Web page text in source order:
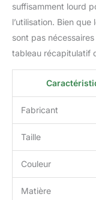
suffisamment lourd
l’utilisation. Bien
sont pas
tableau récapitulatif
Fabricant
Taille
Couleur
Matière